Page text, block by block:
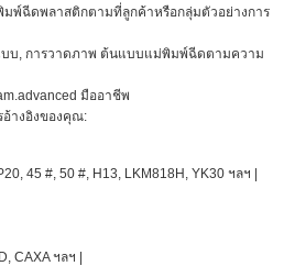
มพ์ฉีดพลาสติกตามที่ลูกค้าหรือกลุ่มตัวอย่างการ
บ, การวาดภาพ ต้นแบบแม่พิมพ์ฉีดตามความ
มืออาชีพ
อ้างอิงของคุณ:
45 #, 50 #, H13, LKM818H, YK30 ฯลฯ |
CAXA ฯลฯ |